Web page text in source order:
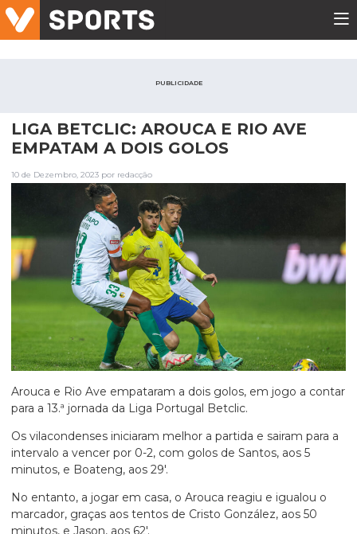
PUBLICIDADE
LIGA BETCLIC: AROUCA E RIO AVE
EMPATAM A DOIS GOLOS
10 de Dezembro, 2023 por redacção
Arouca e Rio Ave empataram a dois golos, em jogo a contar
para a 13.ª jornada da Liga Portugal Betclic.
Os vilacondenses iniciaram melhor a partida e sairam para a
intervalo a vencer por 0-2, com golos de Santos, aos 5
minutos, e Boateng, aos 29′.
No entanto, a jogar em casa, o Arouca reagiu e igualou o
marcador, graças aos tentos de Cristo González, aos 50
minutos, e Jason, aos 62′.